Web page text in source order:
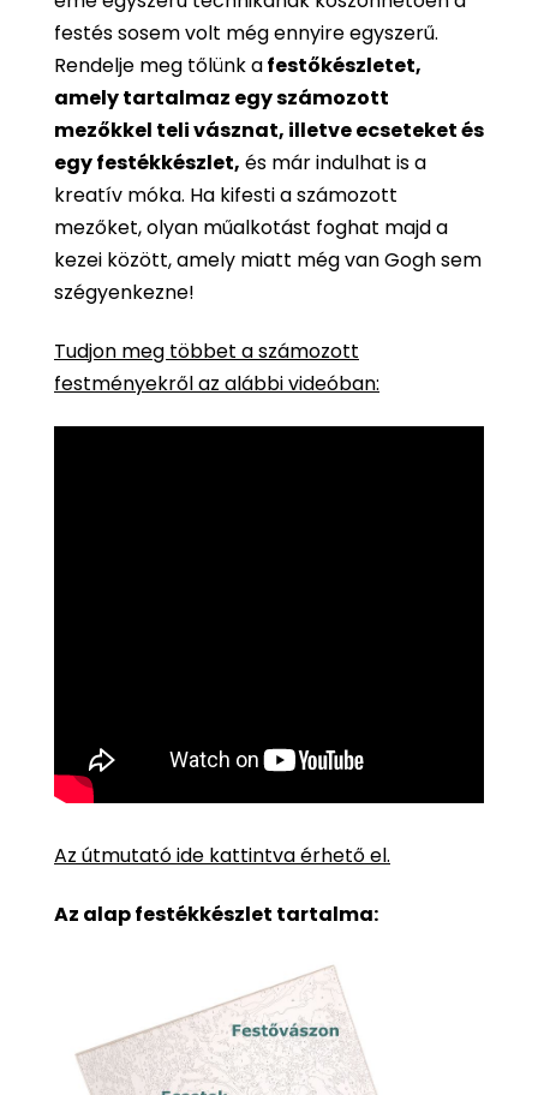
festés sosem volt még ennyire egyszerű.
Rendelje meg tőlünk afestőkészletet,
amely tartalmaz egy számozott
mezőkkel teli vásznat, illetve ecseteket és
egy festékkészlet, és már indulhat is a
kreatív móka. Ha kifesti a számozott
mezőket, olyan műalkotást foghat majd a
kezei között, amely miatt még van Gogh sem
szégyenkezne!
Tudjon meg többet a számozott
festményekről az alábbi videóban:
Az útmutató ide kattintva érhető el.
Az alap festékkészlet tartalma: